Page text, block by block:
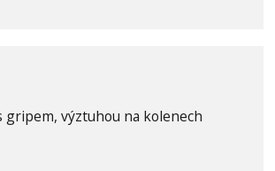
gripem, výztuhou na kolenech